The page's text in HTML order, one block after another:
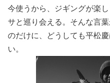
今使うから、ジギングが楽
サと巡り会える。そんな言葉
のだけに、どうしても平松
い。